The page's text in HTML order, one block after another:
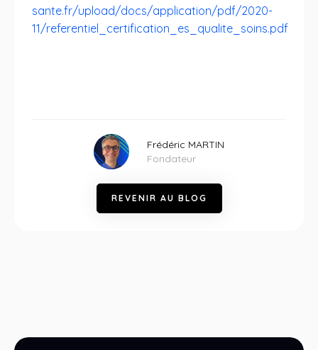
sante.fr/upload/docs/application/pdf/2020-
11/referentiel_certification_es_qualite_soins.pdf
Frédéric MARTIN
Fondateur
RE VE NIR AU BLOG